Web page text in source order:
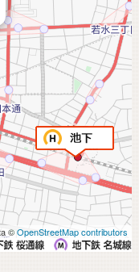
©OpenStreetMap contributors